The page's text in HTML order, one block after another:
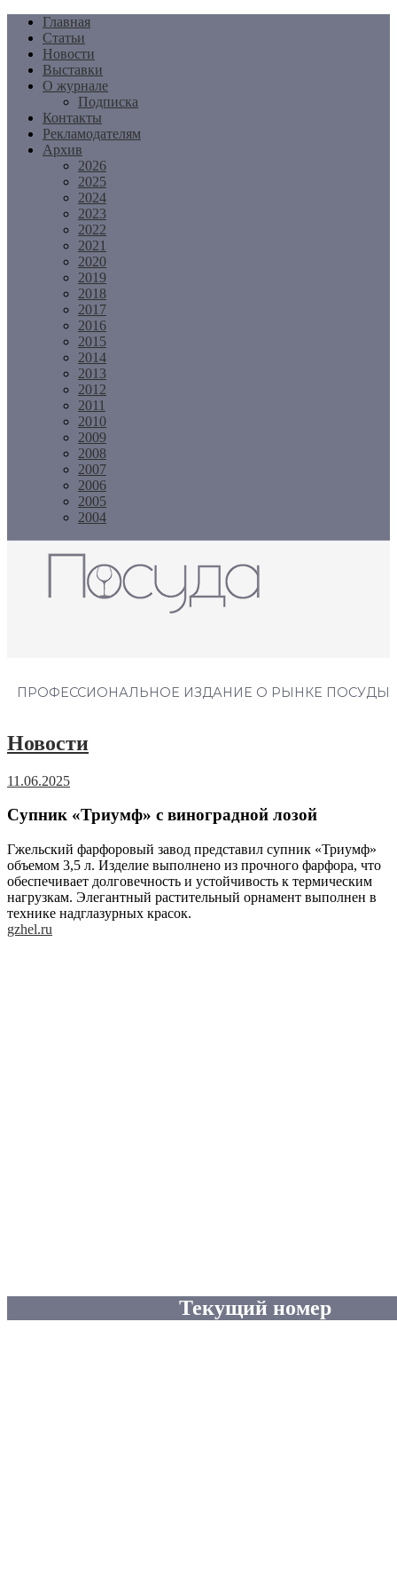
Перейти
содержимому
Главная
Статьи
Новости
Выставки
О журнале
Подписка
Контакты
Рекламодателям
Архив
2026
2025
2024
2023
2022
2021
2020
2019
2018
2017
2016
2015
2014
2013
2012
2011
2010
2009
2008
2007
2006
2005
2004
ПРОФЕССИОНАЛЬНОЕ ИЗДАНИЕ О РЫНКЕ ПОСУДЫ
Новости
11.06.2025
Супник «Триумф» с виноградной лозой
Гжельский фарфоровый завод представил супник «Триумф»
объемом 3,5 л. Изделие выполнено из прочного фарфора, что
обеспечивает долговечность и устойчивость к термическим
нагрузкам. Элегантный растительный орнамент выполнен в
технике надглазурных красок.
gzhel.ru
Текущий номер